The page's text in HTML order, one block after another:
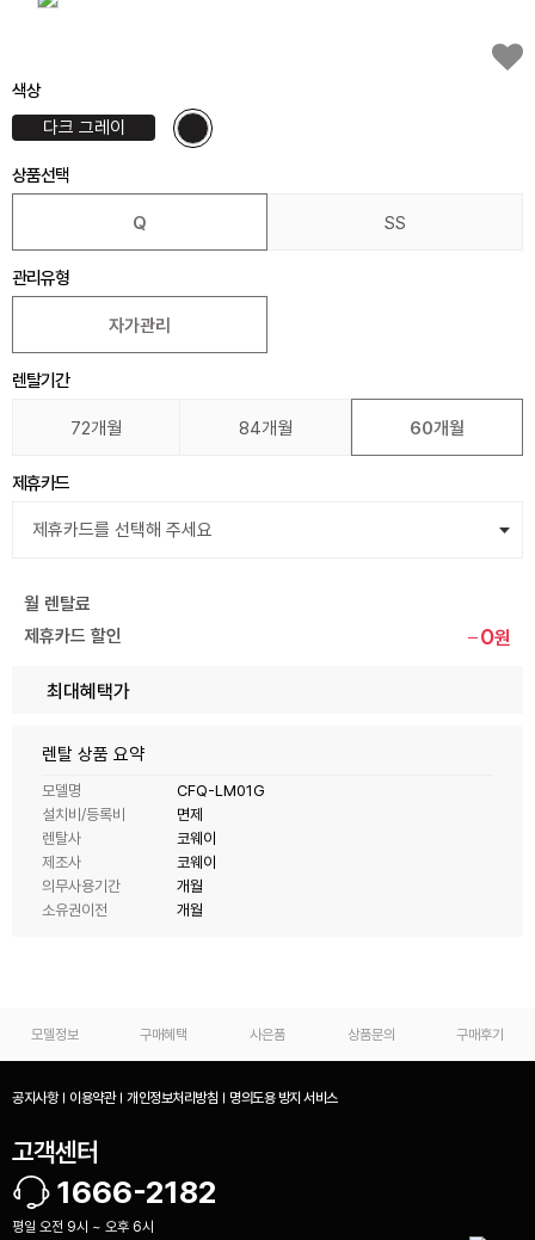
색상
다크 그레이
상품선택
Q SS
관리유형
자가관리
렌탈기간
72개월 84개월 60개월
제휴카드
월 렌탈료
제휴카드 할인
0원
최대혜택가
렌탈 상품 요약
모델명
CFQ-LM01G
설치비/등록비
면제
렌탈사
코웨이
제조사
코웨이
의무사용기간
개월
소유권이전
개월
모델정보 구매혜택 사은품 상품문의 구매후기
공지사항 이용약관 개인정보처리방침 명의도용 방지 서비스
고객센터
1666-2182
평일 오전 9시 ~ 오후 6시